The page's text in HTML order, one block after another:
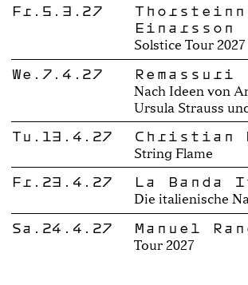
Fr.5.3.27
Thorsteinn
Einarsson
Solstice Tour 2027
We.7.4.27 Remassuri
Nach Ideen von
Ursula Strauss
Tu.13.4.27 Christian
String Flame
Fr.23.4.27 La Banda
Die italienische
Sa.24.4.27 Manuel
Tour 2027